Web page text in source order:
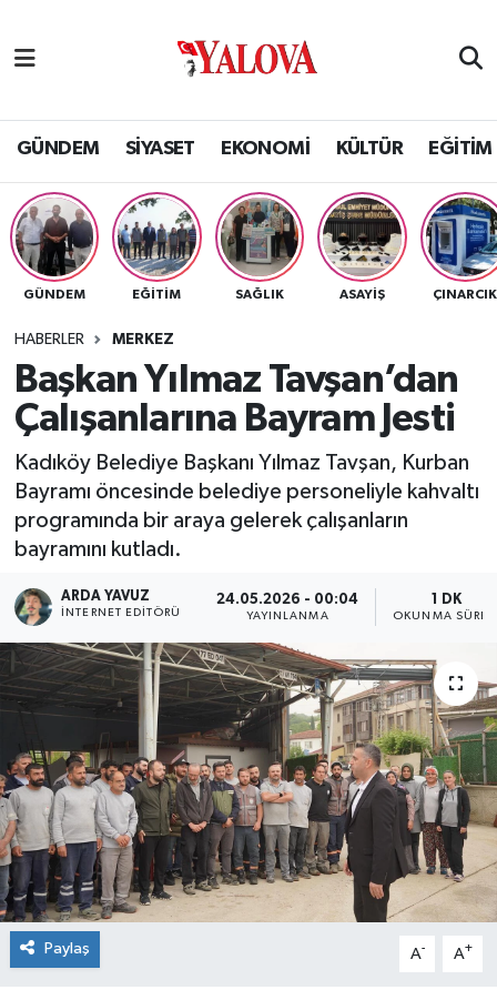
GÜNDEM SİYASET EKONOMİ KÜLTÜR EĞİTİM
GÜNDEM EĞİTİM SAĞLIK ASAYİŞ ÇINARCIK
HABERLER MERKEZ
Başkan Yılmaz Tavşan’dan
Çalışanlarına Bayram Jesti
Kadıköy Belediye Başkanı Yılmaz Tavşan, Kurban
Bayramı öncesinde belediye personeliyle kahvaltı
programında bir araya gelerek çalışanların
bayramını kutladı.
ARDA YAVUZ
İNTERNET EDITÖRÜ
24.05.2026 - 00:04
YAYINLANMA
1 DK
OKUNMA
Paylaş A- A+
SİYASET
EKONOMİ
KÜLTÜR
BİLİM VE TEKNOLOJİ
ASAYİŞ
SAĞLIK
SPOR
ULUSAL
İLÇELERİMİZ
RESMİ İLAN
Yalova Nöbetçi Eczaneler
Yalova Hava Durumu
Yalova Namaz Vakitleri
Yalova Trafik Yoğunluk Haritası
Tüm Manşetler
Son Dakika Haberleri
Haber Arşivi